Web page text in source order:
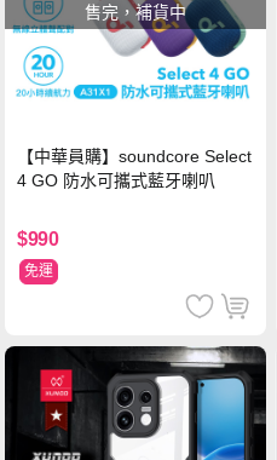
售完，補貨中
【中華員購】soundcore Select
4 GO 防水可攜式藍牙喇叭
$990
免運